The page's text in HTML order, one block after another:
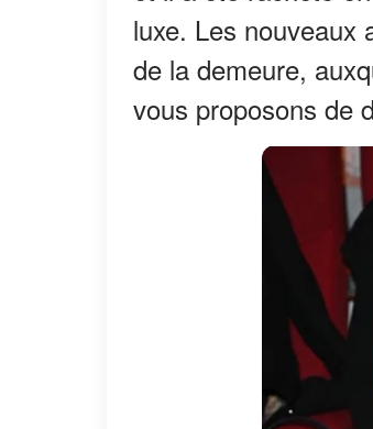
luxe. Les nouveaux
de la demeure,
vous proposons de